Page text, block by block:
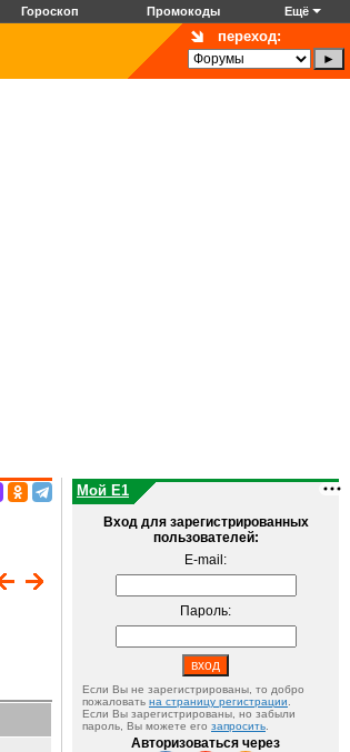
Гороскоп Промокоды Ещё
переход:
Мой E1
Вход для зарегистрированных
пользователей:
E-mail:
Пароль:
Если Вы не зарегистрированы, то добро
пожаловать на страницу регистрации
Если Вы зарегистрированы, но забыли
пароль, Вы можете его запросить
Авторизоваться через